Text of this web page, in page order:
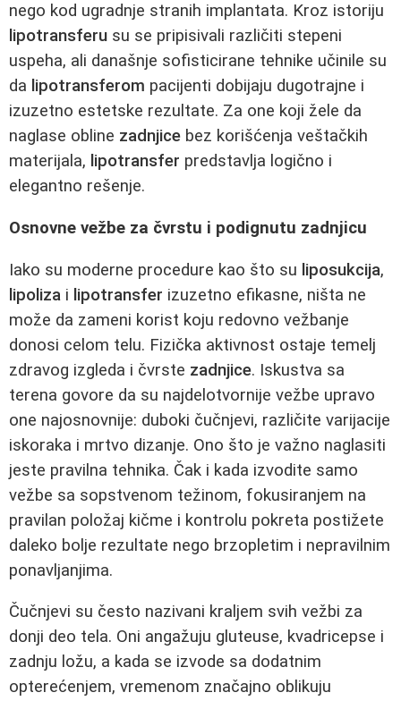
nego kod ugradnje stranih implantata. Kroz istoriju
lipotransferu su se pripisivali različiti stepeni
uspeha, ali današnje sofisticirane tehnike učinile su
da lipotransferom pacijenti dobijaju dugotrajne i
izuzetno estetske rezultate. Za one koji žele da
naglase obline zadnjice bez korišćenja veštačkih
materijala, lipotransfer predstavlja logično i
elegantno rešenje.
Osnovne vežbe za čvrstu i podignutu zadnjicu
Iako su moderne procedure kao što su liposukcija,
lipoliza i lipotransfer izuzetno efikasne, ništa ne
može da zameni korist koju redovno vežbanje
donosi celom telu. Fizička aktivnost ostaje temelj
zdravog izgleda i čvrste zadnjice. Iskustva sa
terena govore da su najdelotvornije vežbe upravo
one najosnovnije: duboki čučnjevi, različite varijacije
iskoraka i mrtvo dizanje. Ono što je važno naglasiti
jeste pravilna tehnika. Čak i kada izvodite samo
vežbe sa sopstvenom težinom, fokusiranjem na
pravilan položaj kičme i kontrolu pokreta postižete
daleko bolje rezultate nego brzopletim i nepravilnim
ponavljanjima.
Čučnjevi su često nazivani kraljem svih vežbi za
donji deo tela. Oni angažuju gluteuse, kvadricepse i
zadnju ložu, a kada se izvode sa dodatnim
opterećenjem, vremenom značajno oblikuju